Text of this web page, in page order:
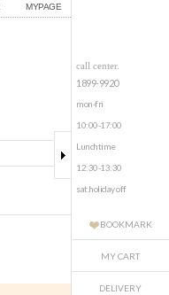
MYPAGE
call center.
1899-9920
mon-fri
10:00-17:00
Lunchtime
12:30-13:30
sat.holiday off
BOOKMARK
MY CART
DELIVERY